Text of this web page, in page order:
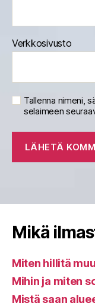
Verkkosivusto
Tallenna nimeni,
selaimeen
Mikä
Miten hillitä
Mihin ja miten
Mistä saan